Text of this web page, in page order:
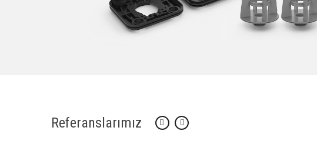
Referanslarımız